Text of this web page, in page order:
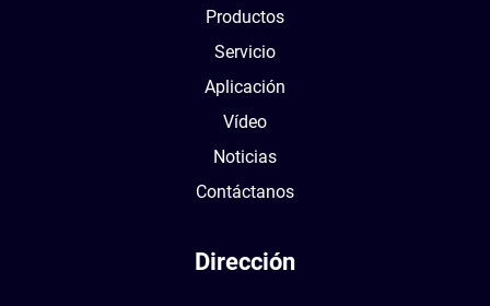
Productos
Servicio
Aplicación
Vídeo
Noticias
Contáctanos
Dirección